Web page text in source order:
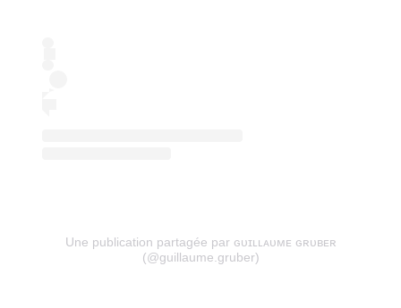
Une publication partagée par ɢᴜɪʟʟᴀᴜᴍᴇ ɢʀᴜʙᴇʀ
(@guillaume.gruber)